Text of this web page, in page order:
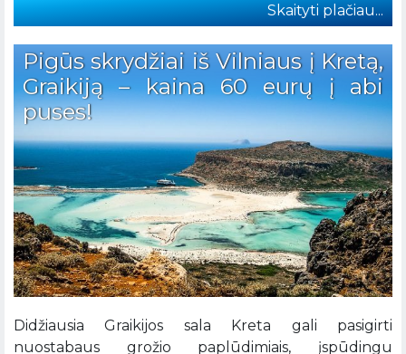
Skaityti plačiau...
Pigūs skrydžiai iš Vilniaus į Kretą,
Graikiją – kaina 60 eurų į abi
puses!
Didžiausia Graikijos sala Kreta gali pasigirti
nuostabaus grožio paplūdimiais, įspūdingu